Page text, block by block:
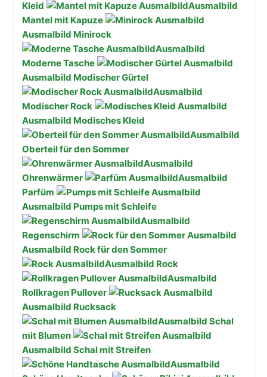
Kleid
Ausmalbild
Mantel mit Kapuze
Ausmalbild Minirock
Ausmalbild
Moderne Tasche
Ausmalbild Modischer Gürtel
Ausmalbild
Modischer Rock
Ausmalbild Modisches Kleid
Ausmalbild
Oberteil für den Sommer
Ausmalbild
Ohrenwärmer
Ausmalbild
Parfüm
Ausmalbild Pumps mit Schleife
Ausmalbild
Regenschirm
Ausmalbild Rock für den Sommer
Ausmalbild Rock
Ausmalbild
Rollkragen Pullover
Ausmalbild Rucksack
Ausmalbild Schal
mit Blumen
Ausmalbild Schal mit Streifen
Ausmalbild